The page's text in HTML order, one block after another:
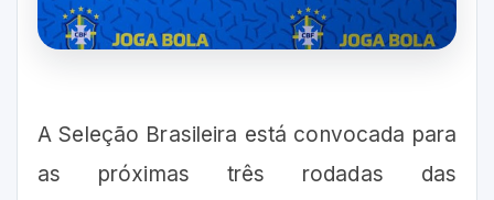
A Seleção Brasileira está convocada para
as próximas três rodadas das